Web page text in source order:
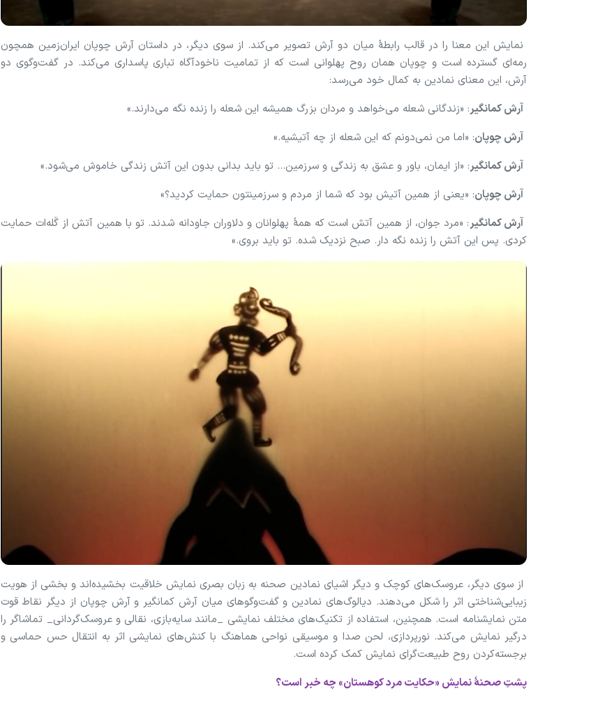
نمایش این معنا را در قالب رابطهٔ میان دو آرش تصویر می‌کند. از سوی دیگر، در داستان آرش چوپان ایران‌زمین همچون
رمه‌ای گسترده است و چوپان همان روح پهلوانی است که از تمامیت ناخودآگاه تباری پاسداری می‌کند. در گفت‌وگوی دو
آرش، این معنای نمادین به کمال خود می‌رسد:
آرش کمانگیر: «زندگانی شعله می‌خواهد و مردان بزرگ همیشه این شعله را زنده نگه می‌دارند.»
آرش چوپان: «اما من نمی‌دونم که این شعله از چه آتیشیه.»
آرش کمانگیر: «از ایمان، باور و عشق به زندگی و سرزمین... تو باید بدانی بدون این آتش زندگی خاموش می‌شود.»
آرش چوپان: «یعنی از همین آتیش بود که شما از مردم و سرزمینتون حمایت کردید؟»
آرش کمانگیر: «مرد جوان، از همین آتش است که همهٔ پهلوانان و دلاوران جاودانه شدند. تو با همین آتش از گَله‌ات حمایت
کردی. پس این آتش را زنده نگه دار. صبح نزدیک شده. تو باید بروی.»
از سوی دیگر، عروسک‌های کوچک و دیگر اشیای نمادین صحنه به زبان بصری نمایش خلاقیت بخشیده‌اند و بخشی از هویت
زیبایی‌شناختی اثر را شکل می‌دهند. دیالوگ‌های نمادین و گفت‌وگوهای میان آرش کمانگیر و آرش چوپان از دیگر نقاط قوت
متن نمایشنامه است. همچنین، استفاده از تکنیک‌های مختلف نمایشی _مانند سایه‌بازی، نقالی و عروسک‌گردانی_ تماشاگر را
درگیر نمایش می‌کند. نورپردازی، لحن صدا و موسیقی نواحی هماهنگ با کنش‌های نمایشی اثر به انتقال حس حماسی و
برجسته‌کردن روح طبیعت‌گرای نمایش کمک کرده است.
پشتِ صحنهٔ نمایش «حکایت مرد کوهستان» چه خبر است؟